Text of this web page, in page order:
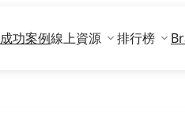
成功案例線上資源 排行榜